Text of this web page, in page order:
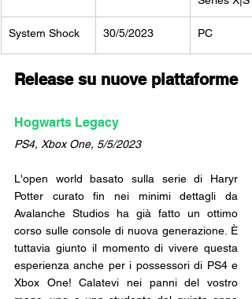
System Shock 30/5/2023 PC
Release su nuove piattaforme
Hogwarts Legacy
PS4, Xbox One, 5/5/2023
L'open world basato sulla serie di Haryr
Potter curato fin nei minimi dettagli da
Avalanche Studios ha già fatto un ottimo
corso sulle console di nuova generazione. È
tuttavia giunto il momento di vivere questa
esperienza anche per i possessori di PS4 e
Xbox One! Calatevi nei panni del vostro